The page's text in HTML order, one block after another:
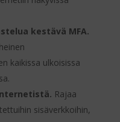
kestävä MFA.
kaikissa ulkoisissa
Rajaa
sisäverkkoihin,